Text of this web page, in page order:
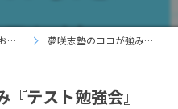
らせ 夢咲志塾のココが強み『テスト勉強会』
テスト勉強会』